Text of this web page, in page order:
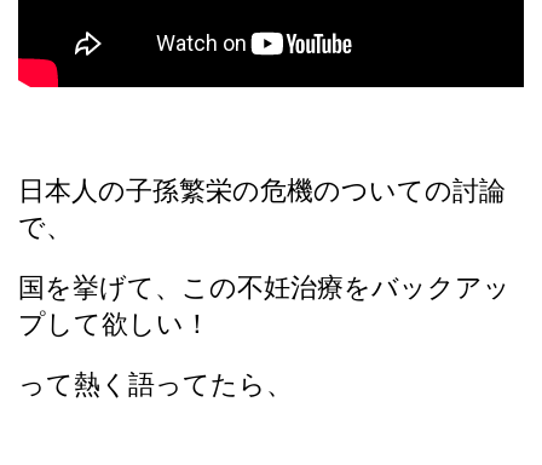
日本人の子孫繁栄の危機のついての討論
で、
国を挙げて、この不妊治療をバックアッ
プして欲しい！
って熱く語ってたら、